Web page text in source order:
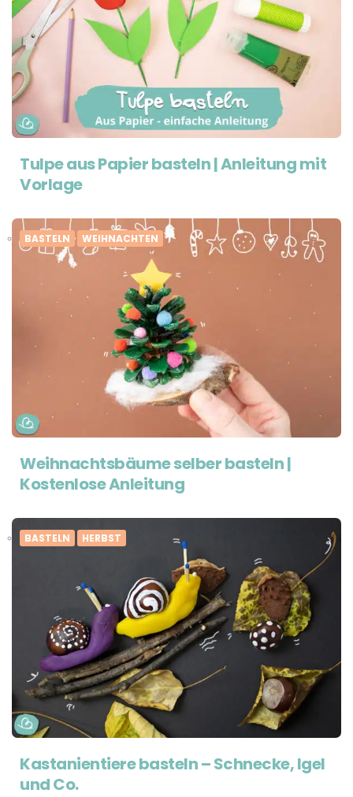
Tulpe aus Papier basteln | Anleitung mit
Vorlage
BASTELN WEIHNACHTEN
Weihnachtsbäume selber basteln |
Kostenlose Anleitung
BASTELN HERBST
Kastanientiere basteln – Schnecke, Igel
und Co.